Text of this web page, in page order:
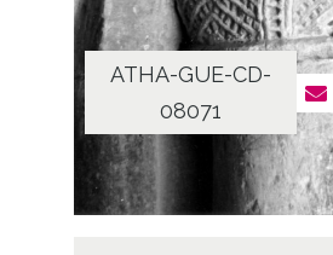
ATHA-GUE-CD-
08071